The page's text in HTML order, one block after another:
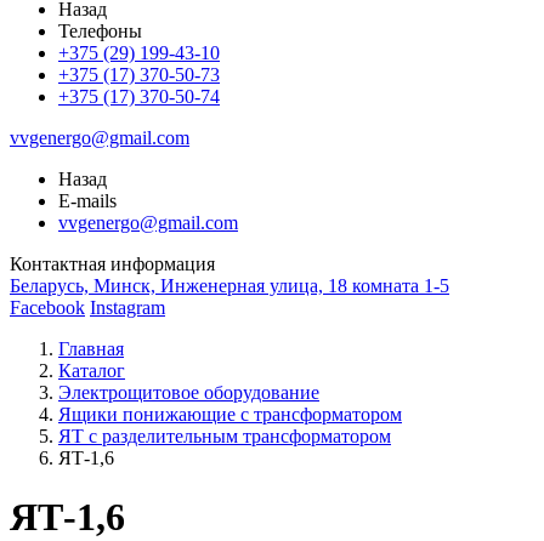
Назад
Телефоны
+375 (29) 199-43-10
+375 (17) 370-50-73
+375 (17) 370-50-74
vvgenergo@gmail.com
Назад
E-mails
vvgenergo@gmail.com
Контактная информация
Беларусь, Минск, Инженерная улица, 18 комната 1-5
Facebook Instagram
Главная
Каталог
Электрощитовое оборудование
Ящики понижающие с трансформатором
ЯТ с разделительным трансформатором
ЯТ-1,6
ЯТ-1,6